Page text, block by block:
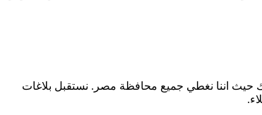
حيث اننا نغطي جميع محافظة مصر. نستقبل بلاغات